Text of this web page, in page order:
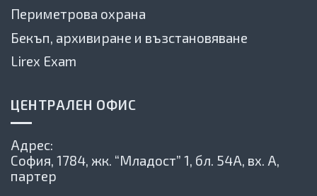
Периметрова охрана
Бекъп, архивиране и възстановяване
Lirex Exam
ЦЕНТРАЛЕН ОФИС
Адрес:
София, 1784, жк. “Младост” 1, бл. 54А, вх. А,
партер